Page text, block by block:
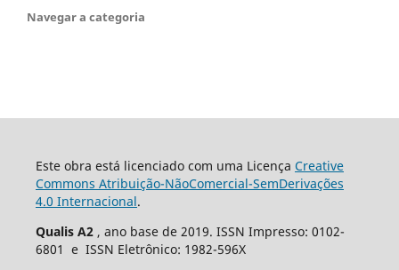
Navegar a categoria
Este obra está licenciado com uma Licença Creative
Commons Atribuição-NãoComercial-SemDerivações
4.0 Internacional.
Qualis A2 , ano base de 2019. ISSN Impresso: 0102-
6801 e ISSN Eletrônico: 1982-596X